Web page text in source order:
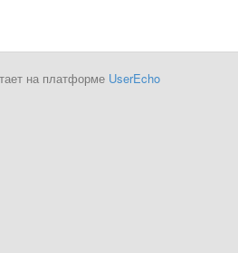
на платформе UserEcho